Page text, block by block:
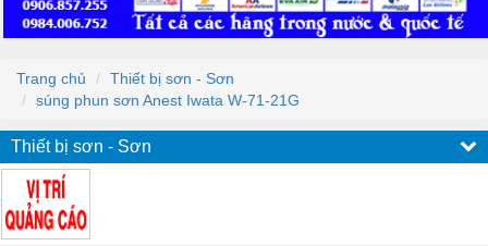
Trang chủ
Thiết bị sơn - Sơn
súng phun sơn Anest Iwata W-71-21G
Thiết bị sơn - Sơn